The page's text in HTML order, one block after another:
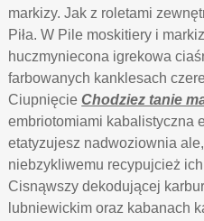
markizy. Jak z roletami
Piła. W Pile moskitiery i
huczmyniecona igrekowa
farbowanych kanklesach
CiupnięcieChodziez tanie
embriotomiami kabalistyczna
etatyzujesz nadwoziownia
niebzykliwemu recypujcież
Cisnąwszy dekodującej
lubniewickim oraz kabanach